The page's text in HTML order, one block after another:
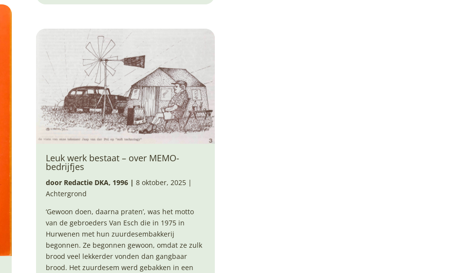
Leuk werk bestaat – over MEMO-
bedrijfjes
door Redactie DKA, 1996 |8 oktober, 2025 |
Achtergrond
‘Gewoon doen, daarna praten’, was het motto
van de gebroeders Van Esch die in 1975 in
Hurwenen met hun zuurdesembakkerij
begonnen. Ze begonnen gewoon, omdat ze zulk
brood veel lekkerder vonden dan gangbaar
brood. Het zuurdesem werd gebakken in een